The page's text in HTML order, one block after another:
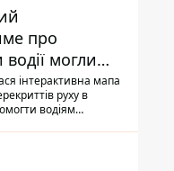
про
могли
із заторами
інтерактивна мапа
руху в
водіям